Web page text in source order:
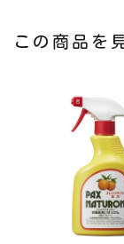
この商品を